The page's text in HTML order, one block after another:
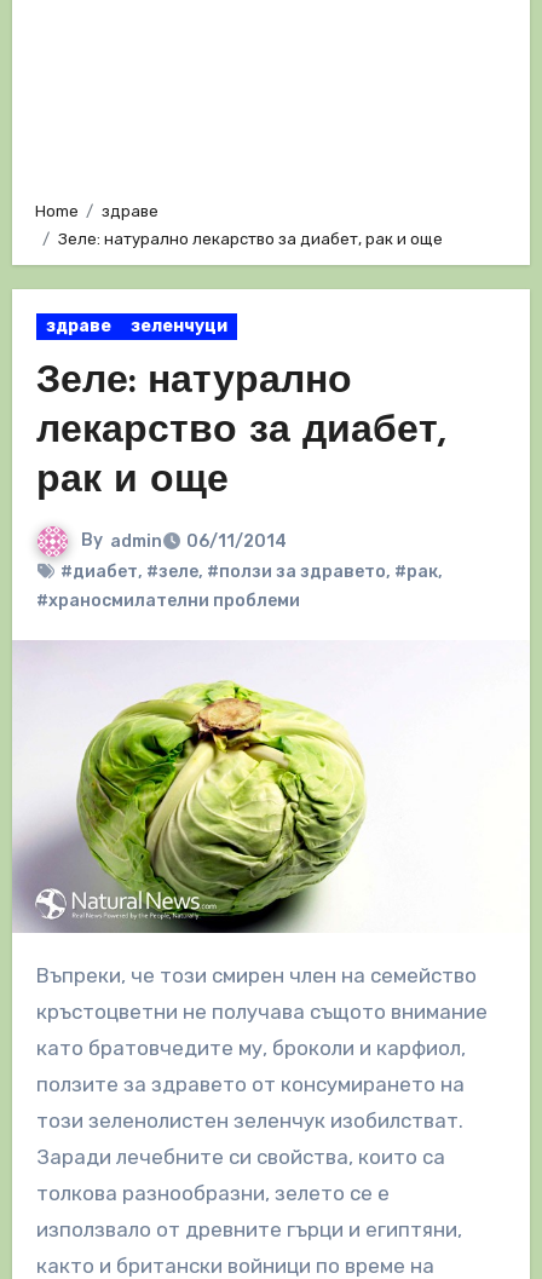
Home
здраве
Зеле: натурално лекарство за диабет, рак и още
здраве зеленчуци
Зеле: натурално
лекарство за диабет,
рак и още
By admin
06/11/2014
#диабет, #зеле, #ползи за здравето, #рак,
#храносмилателни проблеми
Въпреки, че този смирен член на семейство
кръстоцветни не получава същото внимание
като братовчедите му, броколи и карфиол,
ползите за здравето от консумирането на
този зеленолистен зеленчук изобилстват.
Заради лечебните си свойства, които са
толкова разнообразни, зелето се е
използвало от древните гърци и египтяни,
както и британски войници по време на